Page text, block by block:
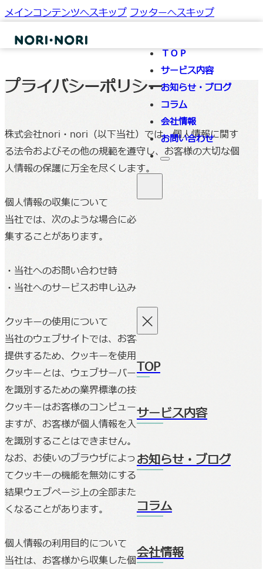
メインコンテンツへスキップ フッターへスキップ
ＴＯＰ
サービス内容
お知らせ・ブログ
コラム
会社情報
お問い合わせ
TOP
サービス内容
お知らせ・ブログ
コラム
会社情報
プライバシーポリシー
株式会社nori・nori（以下当社）では、個人情報に関す
る法令およびその他の規範を遵守し、お客様の大切な個
人情報の保護に万全を尽くします。
個人情報の収集について
当社では、次のような場合に必要な範囲で個人情報を収
集することがあります。
・当社へのお問い合わせ時
・当社へのサービスお申し込み時
クッキーの使用について
当社のウェブサイトでは、お客様により良いサービスを
提供するため、クッキーを使用する場合があります。
クッキーとは、ウェブサーバーがお客様のコンピュータ
を識別するための業界標準の技術です。
クッキーはお客様のコンピュータを識別することはでき
ますが、お客様が個人情報を入力しない限りお客様自身
を識別することはできません。
なお、お使いのブラウザによっては、その設定を変更し
てクッキーの機能を無効にすることはできますが、その
結果ウェブページ上の全部または一部がご利用になれな
くなることがあります。
個人情報の利用目的について
当社は、お客様から収集した個人情報を次の目的で利用